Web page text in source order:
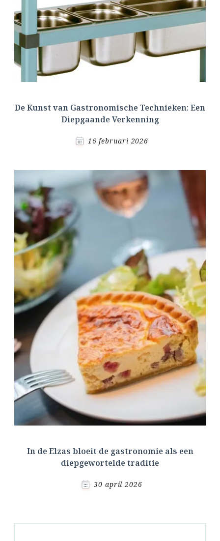
De Kunst van Gastronomische Technieken: Een
Diepgaande Verkenning
16 februari 2026
In de Elzas bloeit de gastronomie als een
diepgewortelde traditie
30 april 2026